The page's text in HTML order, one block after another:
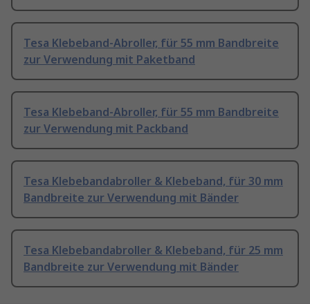
Tesa Klebeband-Abroller, für 55 mm Bandbreite
zur Verwendung mit Paketband
Tesa Klebeband-Abroller, für 55 mm Bandbreite
zur Verwendung mit Packband
Tesa Klebebandabroller & Klebeband, für 30 mm
Bandbreite zur Verwendung mit Bänder
Tesa Klebebandabroller & Klebeband, für 25 mm
Bandbreite zur Verwendung mit Bänder